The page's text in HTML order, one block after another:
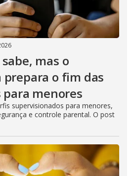
mas o
prepara o fim das
menores
supervisionados para menores,
e controle parental. O post